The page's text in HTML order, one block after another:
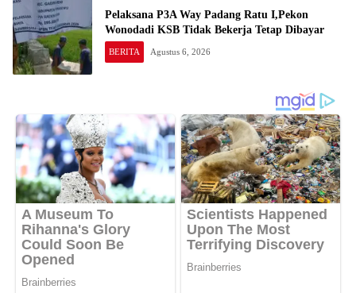
Pelaksana P3A Way Padang Ratu I,Pekon
Wonodadi KSB Tidak Bekerja Tetap Dibayar
BERITA Agustus 6, 2026